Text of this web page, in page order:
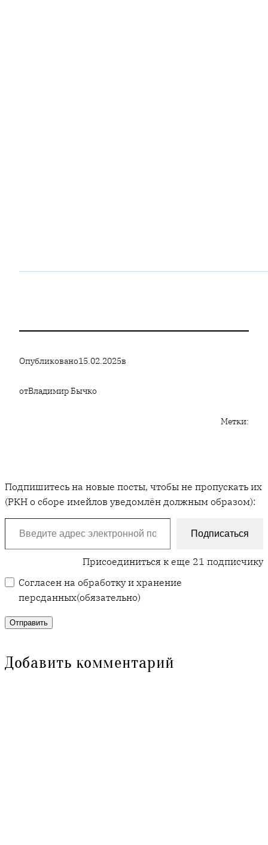
Опубликовано15.02.2025в
отВладимир Бычко
Метки:
Подпишитесь на новые посты, чтобы не пропускать их
(РКН о сборе имейлов уведомлён должным образом):
Введите адрес электронной почты…
Подписаться
Присоединиться к еще 21 подписчику
Согласен на обработку и хранение
персданных(обязательно)
Отправить
Добавить комментарий